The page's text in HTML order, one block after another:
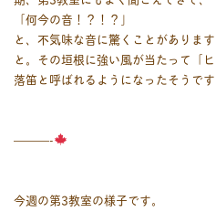
「何今の音！？！？」
と、不気味な音に驚くことがありま
と。その垣根に強い風が当たって「
落笛と呼ばれるようになったそうです
———-
今週の第3教室の様子です。